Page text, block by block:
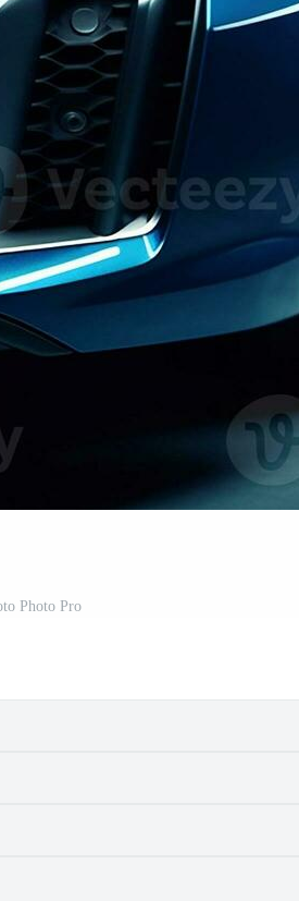
Photo Pro